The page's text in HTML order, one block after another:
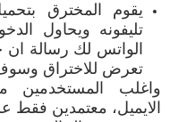
يقوم المخترق
تليفونه ويحاول
الواتس لك رسالة
تعرض للاختراق وسوف
واغلب المستخدمين
الايميل، معتمدين فقط